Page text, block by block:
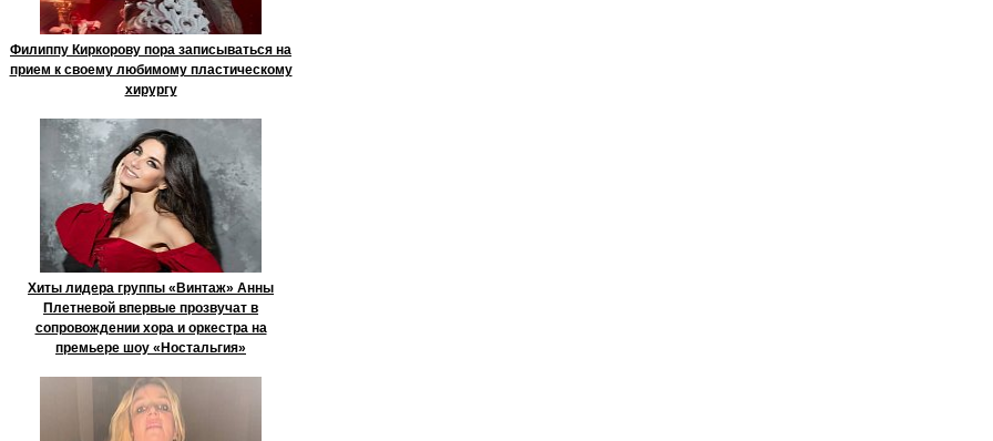
Филиппу Киркорову пора записываться на
прием к своему любимому пластическому
хирургу
Хиты лидера группы «Винтаж» Анны
Плетневой впервые прозвучат в
сопровождении хора и оркестра на
премьере шоу «Ностальгия»